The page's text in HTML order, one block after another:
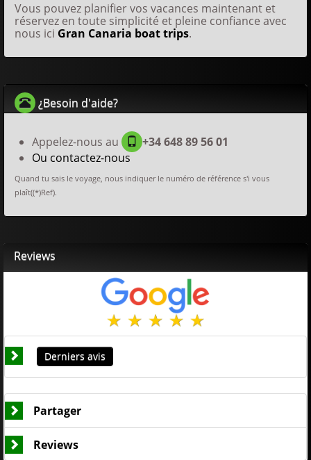
Vous pouvez planifier vos vacances maintenant et
réservez en toute simplicité et pleine confiance avec
nous ici Gran Canaria boat trips.
¿Besoin d'aide?
Appelez-nous au
+34 648 89 56 01
Ou contactez-nous
Quand tu sais le voyage, nous indiquer le numéro de référence s'i vous
plaît((*)Ref).
Reviews
Derniers avis
Partager
Reviews